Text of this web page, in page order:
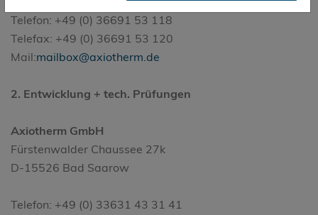
Telefon: +49 (0) 36691 53 118
Telefax: +49 (0) 36691 53 120
Mail:mailbox@axiotherm.de
2. Entwicklung + tech. Prüfungen
Axiotherm GmbH
Fürstenwalder Chaussee 27k
D-15526 Bad Saarow
Telefon: +49 (0) 33631 43 31 41